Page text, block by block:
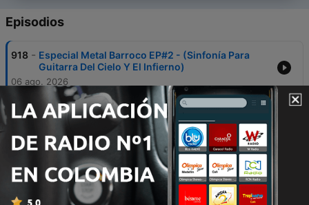
Episodios
918 - Especial Metal Barroco EP#2 - (Sinfonía Para
Guitarra Del Cielo Y El Infierno)
06 ago. 2026
917 -
⚔️ Rata Blanca - (La Leyenda Que Hizo Hablar Al
Heavy Metal En Español)
15 mayo 2026
Especial Clasicos Del Heavy Español, EP#4 -
(“Panzer - Entre El Olvido Y La Inmortalidad Del
Metal”) - Fans - Episodio exclusivo para
mecenas